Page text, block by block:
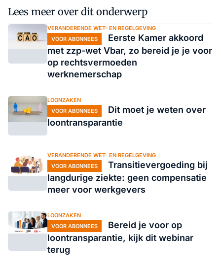
Lees meer over dit onderwerp
VERANDERENDE WET- EN REGELGEVING
VOOR ABONNEES
Eerste Kamer akkoord
met zzp-wet Vbar, zo bereid je je voor
op rechtsvermoeden
werknemerschap
LOONZAKEN
VOOR ABONNEES
Dit moet je weten over
loontransparantie
VERANDERENDE WET- EN REGELGEVING
VOOR ABONNEES
Transitievergoeding bij
langdurige ziekte: geen compensatie
meer voor werkgevers
LOONZAKEN
VOOR ABONNEES
Bereid je voor op
loontransparantie, kijk dit webinar
terug